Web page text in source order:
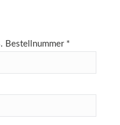
Bestellnummer *